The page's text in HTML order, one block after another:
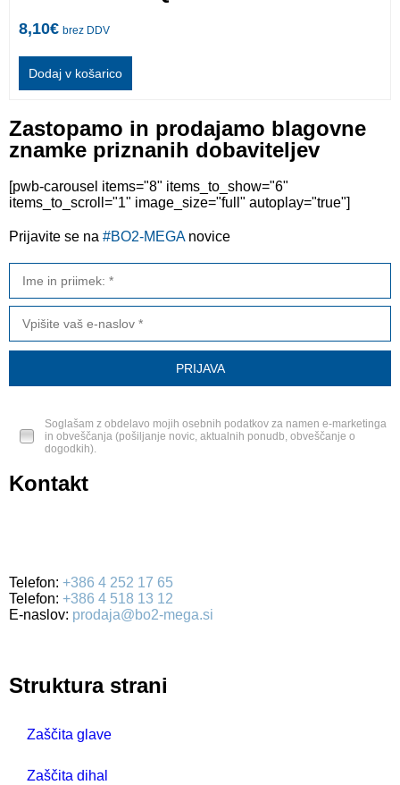
8,10€ brez DDV
Dodaj v košarico
Zastopamo in prodajamo blagovne
znamke priznanih dobaviteljev
[pwb-carousel items="8" items_to_show="6"
items_to_scroll="1" image_size="full" autoplay="true"]
Prijavite se na #BO2-MEGAnovice
Soglašam z obdelavo mojih osebnih podatkov za namen e-marketinga
in obveščanja (pošiljanje novic, aktualnih ponudb, obveščanje o
dogodkih).
Kontakt
Telefon: +386 4 252 17 65
Telefon: +386 4 518 13 12
E-naslov: prodaja@bo2-mega.si
Struktura strani
Zaščita glave
Zaščita dihal